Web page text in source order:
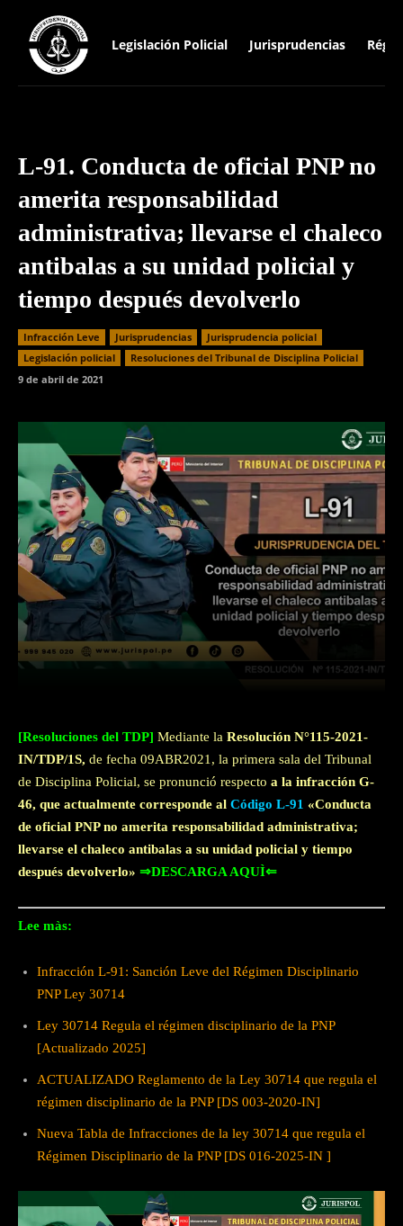
Legislación Policial Jurisprudencias
L-91. Conducta de oficial PNP no
amerita responsabilidad
administrativa; llevarse el chaleco
antibalas a su unidad policial y
tiempo después devolverlo
Infracción Leve Jurisprudencias
Jurisprudencia policial
Legislación policial
Resoluciones del Tribunal de Disciplina Policial
9 de abril de 2021
WhatsApp
[Resoluciones del TDP] Mediante la Resolución N°115-2021-
IN/TDP/1S, de fecha 09ABR2021, la primera sala del Tribunal
de Disciplina Policial, se pronunció respecto a la infracción G-
46, que actualmente corresponde al Código L-91 «Conducta
de oficial PNP no amerita responsabilidad administrativa;
llevarse el chaleco antibalas a su unidad policial y tiempo
después devolverlo» ⇒DESCARGA AQUÌ⇐
Lee màs:
Infracción L-91: Sanción Leve del Régimen Disciplinario
PNP Ley 30714
Ley 30714 Regula el régimen disciplinario de la PNP
[Actualizado 2025]
ACTUALIZADO Reglamento de la Ley 30714 que regula el
régimen disciplinario de la PNP [DS 003-2020-IN]
Nueva Tabla de Infracciones de la ley 30714 que regula el
Régimen Disciplinario de la PNP [DS 016-2025-IN ]